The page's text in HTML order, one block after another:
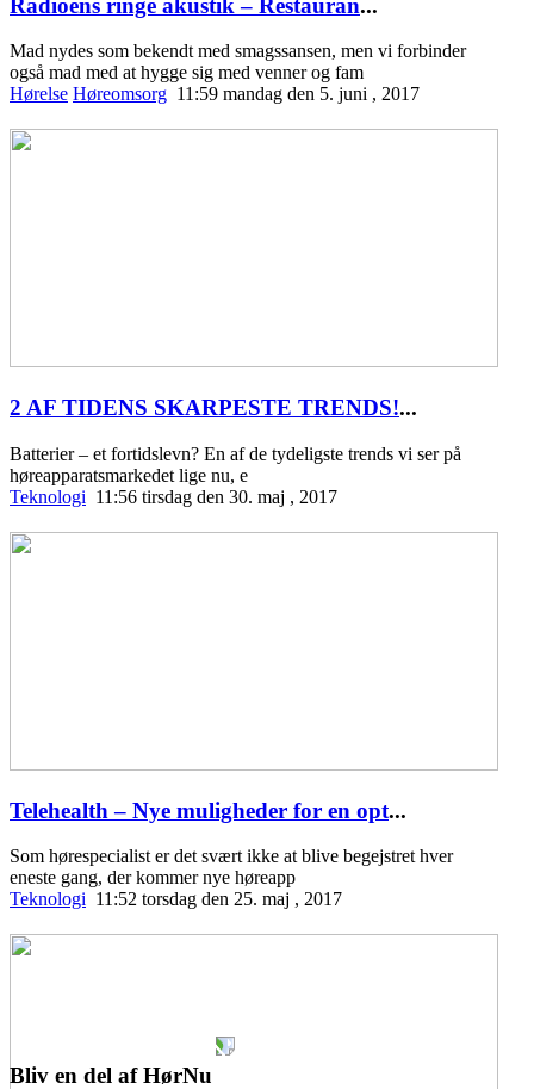
Mad nydes som bekendt med smagssansen, men vi forbinder
også mad med at hygge sig med venner og fam
Hørelse Høreomsorg 11:59 mandag den 5. juni , 2017
2 AF TIDENS SKARPESTE TRENDS!...
Batterier – et fortidslevn? En af de tydeligste trends vi ser på
høreapparatsmarkedet lige nu, e
Teknologi 11:56 tirsdag den 30. maj , 2017
Telehealth – Nye muligheder for en opt...
Som hørespecialist er det svært ikke at blive begejstret hver
eneste gang, der kommer nye høreapp
Teknologi 11:52 torsdag den 25. maj , 2017
Bliv en del af HørNu